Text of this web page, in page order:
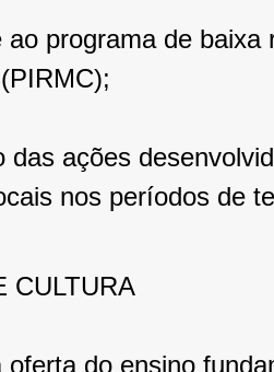
ao programa de
das ações
nos períodos de
CULTURA
oferta do ensino